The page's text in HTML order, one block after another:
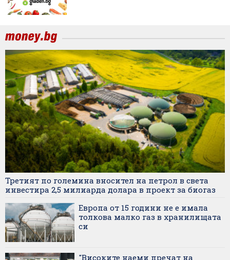
Третият по големина вносител на петрол в света
инвестира 2,5 милиарда долара в проект за биогаз
Европа от 15 години не е имала
толкова малко газ в хранилищата
си
"Високите наеми пречат на